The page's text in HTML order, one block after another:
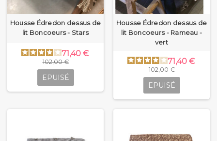
Housse Édredon dessus de
lit Boncoeurs - Stars
71,40 €
102,00 €
EPUISÉ
Housse Édredon dessus de
lit Boncoeurs - Rameau -
vert
71,40 €
102,00 €
EPUISÉ